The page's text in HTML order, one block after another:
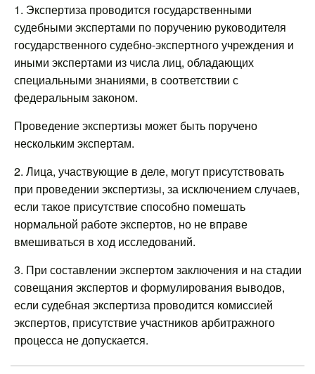
1. Экспертиза проводится государственными
судебными экспертами по поручению руководителя
государственного судебно-экспертного учреждения и
иными экспертами из числа лиц, обладающих
специальными знаниями, в соответствии с
федеральным законом.
Проведение экспертизы может быть поручено
нескольким экспертам.
2. Лица, участвующие в деле, могут присутствовать
при проведении экспертизы, за исключением случаев,
если такое присутствие способно помешать
нормальной работе экспертов, но не вправе
вмешиваться в ход исследований.
3. При составлении экспертом заключения и на стадии
совещания экспертов и формулирования выводов,
если судебная экспертиза проводится комиссией
экспертов, присутствие участников арбитражного
процесса не допускается.